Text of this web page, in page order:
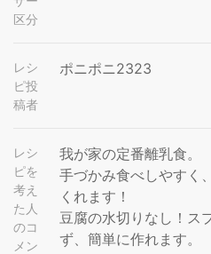
区分
レシ
ピ投
稿者
ポニポニ2323
レシ
ピを
考え
た人
のコ
メン
我が家の定番離乳食。
手づかみ食べしやすく
くれます！
豆腐の水切りなし！ス
ず、簡単に作れます。